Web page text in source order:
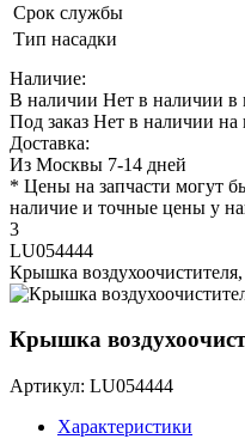
Срок службы
Тип насадки
Наличие:
В наличии Нет в наличии в
Под заказ Нет в наличии на
Доставка:
Из Москвы 7-14 дней
* Цены на запчасти могут
наличие и точные цены у
3
LU054444
Крышка
Крышка
Артикул: LU054444
Характеристики